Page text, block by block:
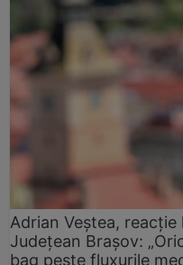
Adrian Veștea,
Județean Brașov:
bag peste fluxurile